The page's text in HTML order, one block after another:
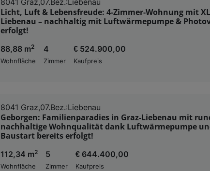
Licht, Luft & Lebensfreude: 4-Zimmer-Wohnung mit
Liebenau – nachhaltig mit Luftwärmepumpe &
erfolgt!
88,88 m2
Wohnfläche
4
Zimmer
€ 524.900,00
Kaufpreis
8041 Graz,07.Bez.:Liebenau
Geborgen: Familienparadies in Graz-Liebenau mit
nachhaltige Wohnqualität dank Luftwärmepumpe
Baustart bereits erfolgt!
112,34 m2
Wohnfläche
5
Zimmer
€ 644.400,00
Kaufpreis